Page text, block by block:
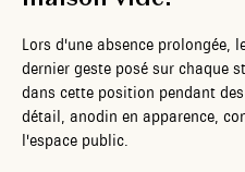
Lors d'une absence prolongée,
dernier geste posé sur chaque
dans cette position pendant
détail, anodin en apparence,
l'espace public.